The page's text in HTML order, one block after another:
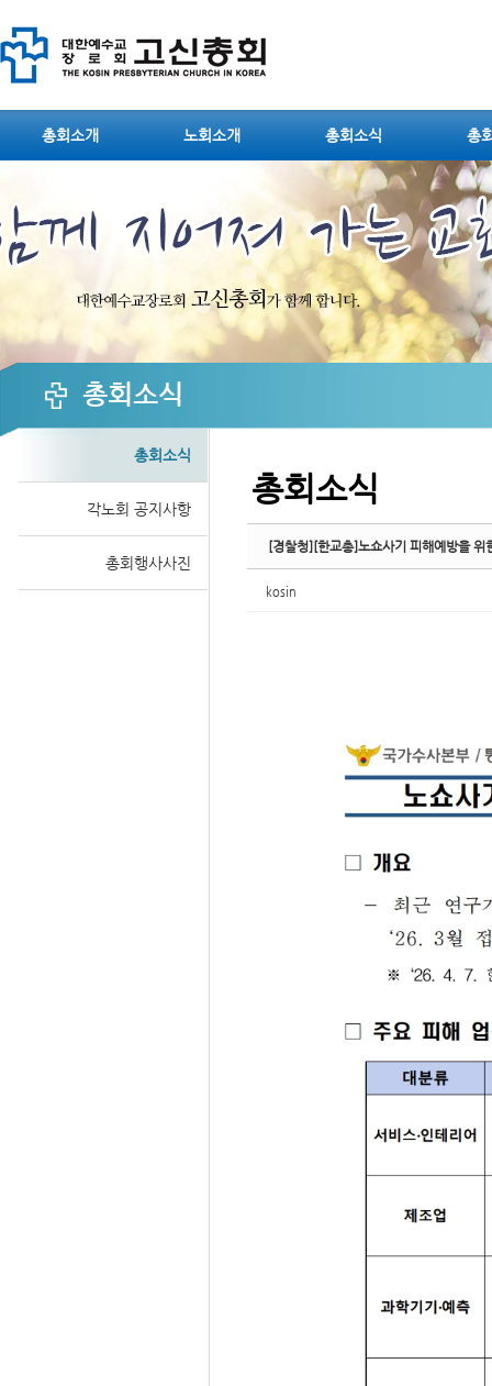
총회소개 노회소개 총회소식 총
총회소식
총회소식
각노회 공지사항
총회행사사진
총회소식
[경찰청][한교총]노쇼사기 피해예방을 위
kosin
Sketchbook5, 스케치북5
Sketchbook5, 스케치북5